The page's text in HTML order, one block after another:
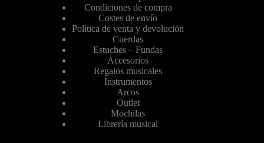
Condiciones de compra
Costes de envío
Política de venta y devolución
Cuerdas
Estuches – Fundas
Accesorios
Regalos musicales
Instrumentos
Arcos
Outlet
Mochilas
Librería musical